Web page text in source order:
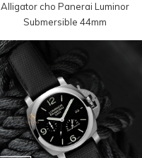
Alligator cho Panerai Luminor
Submersible 44mm